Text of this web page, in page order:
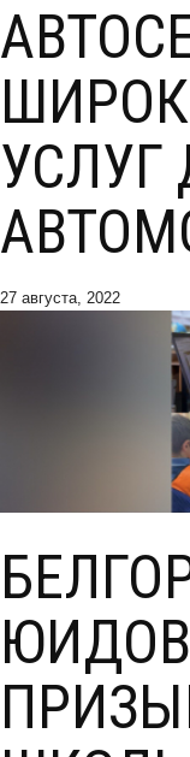
УСЛУГ
27 августа, 2022